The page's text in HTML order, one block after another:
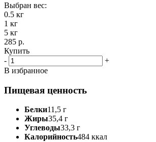
Выбран вес:
0.5 кг
1 кг
5 кг
285 р.
Купить
-
+
В избранное
Пищевая ценность
Белки11,5 г
Жиры35,4 г
Углеводы33,3 г
Калорийность484 ккал